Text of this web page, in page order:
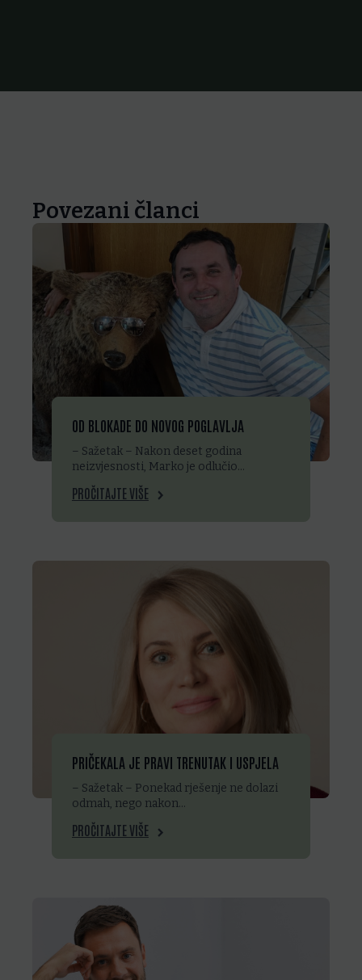
Povezani članci
OD BLOKADE DO NOVOG POGLAVLJA
– Sažetak – Nakon deset godina
neizvjesnosti, Marko je odlučio…
PROČITAJTE VIŠE
PRIČEKALA JE PRAVI TRENUTAK I USPJELA
– Sažetak – Ponekad rješenje ne dolazi
odmah, nego nakon…
PROČITAJTE VIŠE